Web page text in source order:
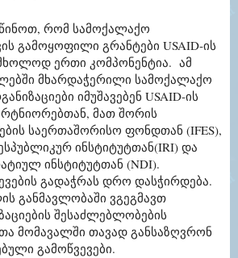
რომ სამოქალაქო
გამოყოფილი გრანტები USAID-ის
ერთი კომპონენტია. ამ
მხარდაჭერილი სამოქალაქო
იმუშავებენ USAID-ის
მათ შორის
საერთაშორისო ფონდთან (IFES),
ინსტიტუტთან(IRI) და
ინსტიტუტთან (NDI).
გადაჭრას დრო დასჭირდება.
განმავლობაში ვგეგმავთ
შესაძლებლობების
მომავალში თავად განსაზღვრონ
გამოწვევები.